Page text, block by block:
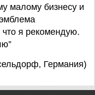
малому бизнесу и
я рекомендую.
Германия)